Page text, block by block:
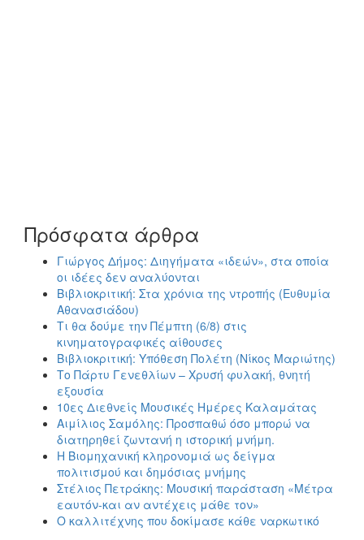
Πρόσφατα άρθρα
Γιώργος Δήμος: Διηγήματα «ιδεών», στα οποία
οι ιδέες δεν αναλύονται
Βιβλιοκριτική: Στα χρόνια της ντροπής (Ευθυμία
Αθανασιάδου)
Τι θα δούμε την Πέμπτη (6/8) στις
κινηματογραφικές αίθουσες
Βιβλιοκριτική: Υπόθεση Πολέτη (Νίκος Μαριώτης)
Το Πάρτυ Γενεθλίων – Χρυσή φυλακή, θνητή
εξουσία
10ες Διεθνείς Μουσικές Ημέρες Καλαμάτας
Αιμίλιος Σαμόλης: Προσπαθώ όσο μπορώ να
διατηρηθεί ζωντανή η ιστορική μνήμη.
Η Βιομηχανική κληρονομιά ως δείγμα
πολιτισμού και δημόσιας μνήμης
Στέλιος Πετράκης: Μουσική παράσταση «Μέτρα
εαυτόν-και αν αντέχεις μάθε τον»
Ο καλλιτέχνης που δοκίμασε κάθε ναρκωτικό